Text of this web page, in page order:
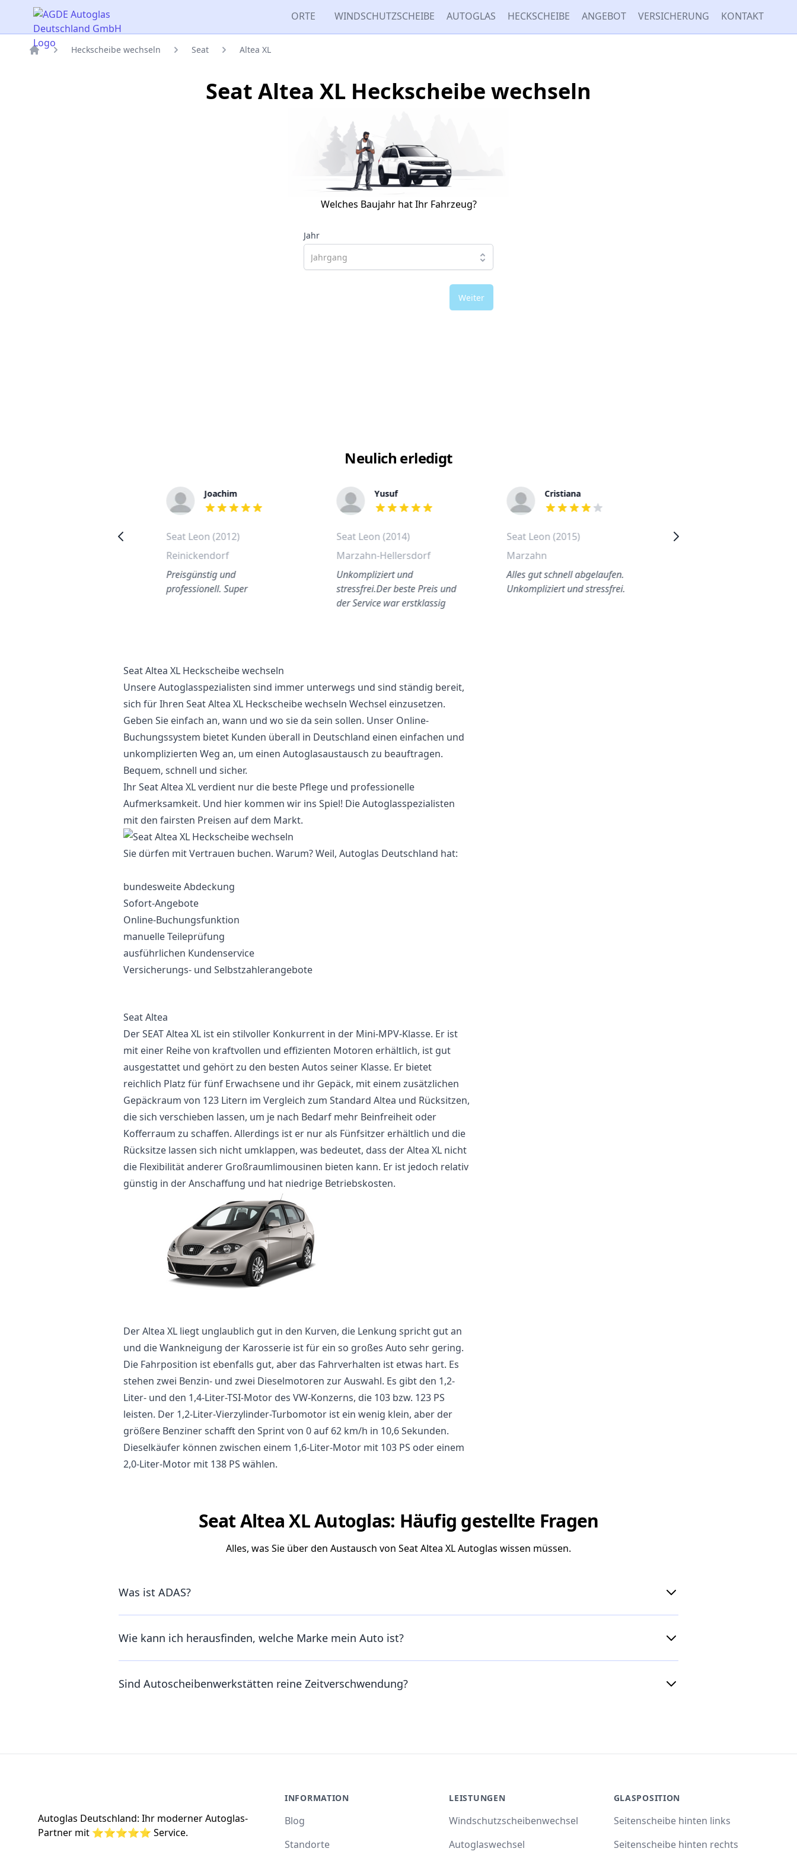
AGDE Autoglas Deutschland GmbH ORTE WINDSCHUTZSCHEIBE AUTOGLAS HECKSCHEIBE ANGEBOT VERSICHERUNG KONTAKT
Heckscheibe wechseln Seat Altea XL
Seat Altea XL Heckscheibe wechseln
Welches Baujahr hat Ihr Fahrzeug?
Jahr
Weiter
Neulich erledigt
Joachim
out of 5 stars
Seat Leon (2012)
Reinickendorf
Preisgünstig und
professionell. Super
Yusuf
out of 5 stars
Seat Leon (2014)
Marzahn-Hellersdorf
Unkompliziert und
stressfrei.Der beste Preis und
der Service war erstklassig
Cristiana
out of 5 stars
Seat Leon (2015)
Marzahn
Alles gut schnell abgelaufen.
Unkompliziert und stressfrei.
Seat Alhambra
Seat Altea XL Heckscheibe wechseln
Unsere Autoglasspezialisten sind immer unterwegs und sind ständig bereit,
sich für Ihren Seat Altea XL Heckscheibe wechseln Wechsel einzusetzen.
Geben Sie einfach an, wann und wo sie da sein sollen. Unser Online-
Buchungssystem bietet Kunden überall in Deutschland einen einfachen und
unkomplizierten Weg an, um einen Autoglasaustausch zu beauftragen.
Bequem, schnell und sicher.
Ihr Seat Altea XL verdient nur die beste Pflege und professionelle
Aufmerksamkeit. Und hier kommen wir ins Spiel! Die Autoglasspezialisten
mit den fairsten Preisen auf dem Markt.
Sie dürfen mit Vertrauen buchen. Warum? Weil, Autoglas Deutschland hat:
bundesweite Abdeckung
Sofort-Angebote
Online-Buchungsfunktion
manuelle Teileprüfung
ausführlichen Kundenservice
Versicherungs- und Selbstzahlerangebote
Seat Altea
Der SEAT Altea XL ist ein stilvoller Konkurrent in der Mini-MPV-Klasse. Er ist
mit einer Reihe von kraftvollen und effizienten Motoren erhältlich, ist gut
ausgestattet und gehört zu den besten Autos seiner Klasse. Er bietet
reichlich Platz für fünf Erwachsene und ihr Gepäck, mit einem zusätzlichen
Gepäckraum von 123 Litern im Vergleich zum Standard Altea und Rücksitzen,
die sich verschieben lassen, um je nach Bedarf mehr Beinfreiheit oder
Kofferraum zu schaffen. Allerdings ist er nur als Fünfsitzer erhältlich und die
Rücksitze lassen sich nicht umklappen, was bedeutet, dass der Altea XL nicht
die Flexibilität anderer Großraumlimousinen bieten kann. Er ist jedoch relativ
günstig in der Anschaffung und hat niedrige Betriebskosten.
Der Altea XL liegt unglaublich gut in den Kurven, die Lenkung spricht gut an
und die Wankneigung der Karosserie ist für ein so großes Auto sehr gering.
Die Fahrposition ist ebenfalls gut, aber das Fahrverhalten ist etwas hart. Es
stehen zwei Benzin- und zwei Dieselmotoren zur Auswahl. Es gibt den 1,2-
Liter- und den 1,4-Liter-TSI-Motor des VW-Konzerns, die 103 bzw. 123 PS
leisten. Der 1,2-Liter-Vierzylinder-Turbomotor ist ein wenig klein, aber der
größere Benziner schafft den Sprint von 0 auf 62 km/h in 10,6 Sekunden.
Dieselkäufer können zwischen einem 1,6-Liter-Motor mit 103 PS oder einem
2,0-Liter-Motor mit 138 PS wählen.
Seat Altea XL Autoglas: Häufig gestellte Fragen
Alles, was Sie über den Austausch von Seat Altea XL Autoglas wissen müssen.
Was ist ADAS?
Wie kann ich herausfinden, welche Marke mein Auto ist?
Sind Autoscheibenwerkstätten reine Zeitverschwendung?
Autoglas Deutschland: Ihr moderner Autoglas-
Partner mit ⭐⭐⭐⭐⭐ Service.
INFORMATION
Blog
Standorte
LEISTUNGEN
Windschutzscheibenwechsel
Autoglaswechsel
GLASPOSITION
Seitenscheibe hinten links
Seitenscheibe hinten rechts